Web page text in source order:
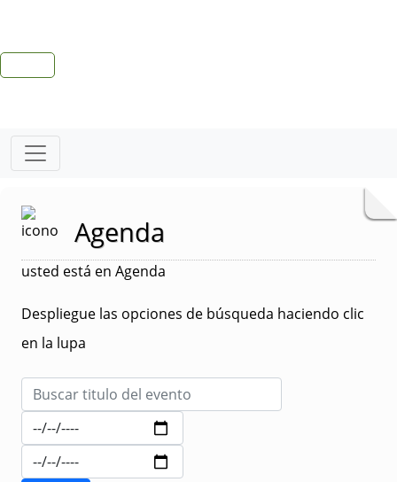
Agenda
usted está en Agenda
Despliegue las opciones de búsqueda haciendo clic
en la lupa